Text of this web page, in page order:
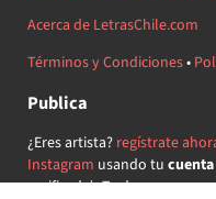
Acerca de LetrasChile.com
Términos y Condiciones•
Publica
¿Eres artista? regístrate
Instagram usando tu
verificada) ¡Te daremos